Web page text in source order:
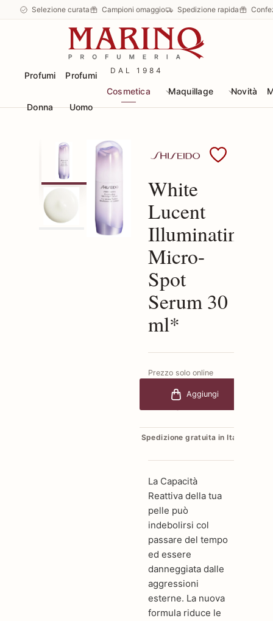
Selezione curata Campioni omaggio Spedizione rapida
DAL 1984
Profumi
Donna
Profumi
Uomo
Cosmetica Maquillage Novità
Scopri i prodotti
White
Lucent
Illuminating
Micro-
Spot
Serum 30
ml*
Prezzo solo online
€90,30Aggiungi
Spedizione gratuita in Italia
La Capacità
Reattiva della tua
pelle può
indebolirsi col
passare del tempo
ed essere
danneggiata dalle
aggressioni
esterne. La nuova
formula riduce le